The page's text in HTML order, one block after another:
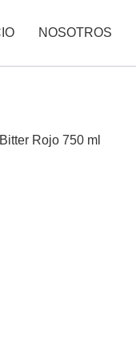
NOSOTROS
Rojo 750 ml